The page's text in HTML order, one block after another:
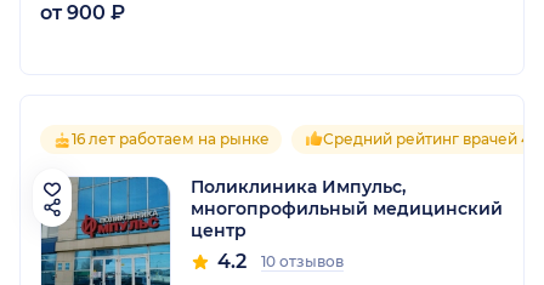
от 900 ₽
16 лет работаем на рынке Средний рейтинг врачей 4.6
Поликлиника Импульс,
многопрофильный медицинский
центр
4.2 10 отзывов